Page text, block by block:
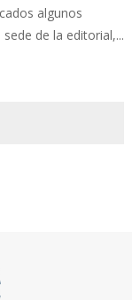
algunos
de la editorial,...